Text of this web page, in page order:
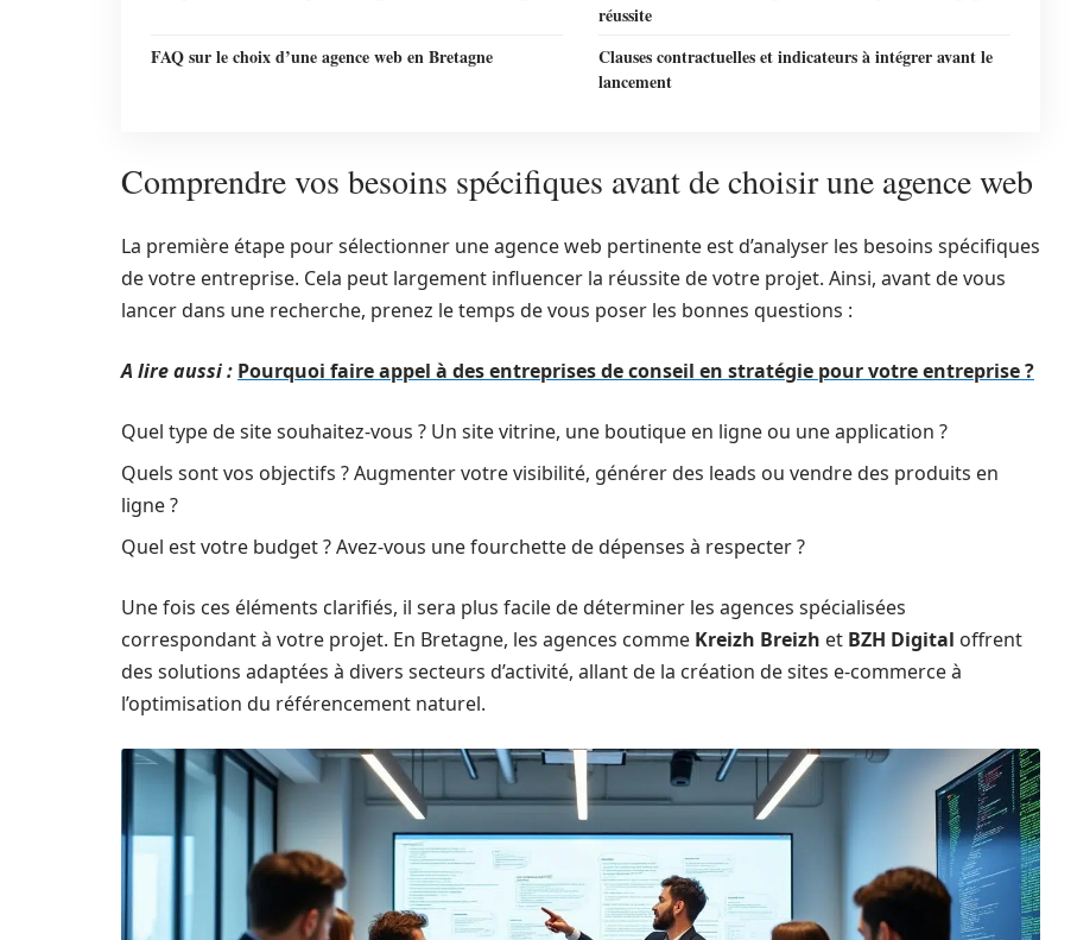
réussite
FAQ sur le choix d’une agence web en Bretagne
Clauses contractuelles et indicateurs à intégrer avant le
lancement
Comprendre vos besoins spécifiques avant de choisir une agence web
La première étape pour sélectionner une agence web pertinente est d’analyser les besoins spécifiques
de votre entreprise. Cela peut largement influencer la réussite de votre projet. Ainsi, avant de vous
lancer dans une recherche, prenez le temps de vous poser les bonnes questions :
A lire aussi : Pourquoi faire appel à des entreprises de conseil en stratégie pour votre entreprise ?
Quel type de site souhaitez-vous ? Un site vitrine, une boutique en ligne ou une application ?
Quels sont vos objectifs ? Augmenter votre visibilité, générer des leads ou vendre des produits en
ligne ?
Quel est votre budget ? Avez-vous une fourchette de dépenses à respecter ?
Une fois ces éléments clarifiés, il sera plus facile de déterminer les agences spécialisées
correspondant à votre projet. En Bretagne, les agences comme Kreizh Breizh et BZH Digital offrent
des solutions adaptées à divers secteurs d’activité, allant de la création de sites e-commerce à
l’optimisation du référencement naturel.